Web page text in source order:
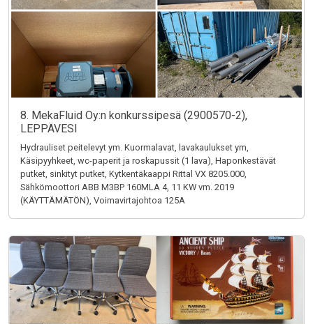
8. MekaFluid Oy:n konkurssipesä (2900570-2),
LEPPÄVESI
Hydrauliset peitelevyt ym. Kuormalavat, lavakaulukset ym,
Käsipyyhkeet, wc-paperit ja roskapussit (1 lava), Haponkestävät
putket, sinkityt putket, Kytkentäkaappi Rittal VX 8205.000,
Sähkömoottori ABB M3BP 160MLA 4, 11 KW vm. 2019
(KÄYTTÄMÄTÖN), Voimavirtajohtoa 125A